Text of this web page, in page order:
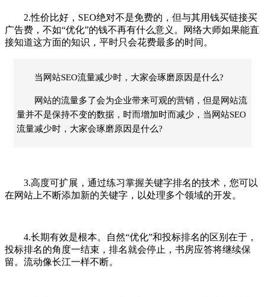
2.性价比好，SEO绝对不是免费的，但与其用钱买链接买
广告费，不如“优化”的钱不再有什么意义。网络大师如果能直
接知道这方面的知识，平时只会花费最多的时间。
当网站SEO流量减少时，大家会琢磨原因是什么?
网站的流量多了会为企业带来可观的营销，但是网站流
量并不是保持不变的数据，时而增加时而减少，当网站SEO
流量减少时，大家会琢磨原因是什么?
3.高度可扩展，通过练习掌握关键字排名的技术，您可以
在网站上不断添加新的关键字，以处理多个领域的开发。
4.长期有效是根本。自然“优化”和投标排名的区别在于，
投标排名的角度一结束，排名就会停止，书房应答将继续保
留。流动像长江一样不断。